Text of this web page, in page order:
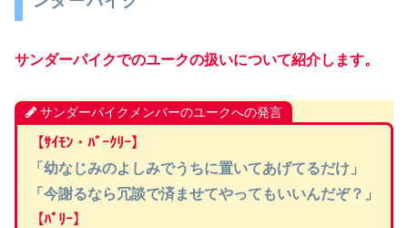
サンダーパイクでのユークの扱いについて紹介します。
サンダーパイクメンバーのユークへの発言
【ｻｲﾓﾝ・ﾊﾞｰｸﾘｰ】
「幼なじみのよしみでうちに置いてあげてるだけ」
「今謝るなら冗談で済ませてやってもいいんだぞ？」
【ﾊﾞﾘｰ】